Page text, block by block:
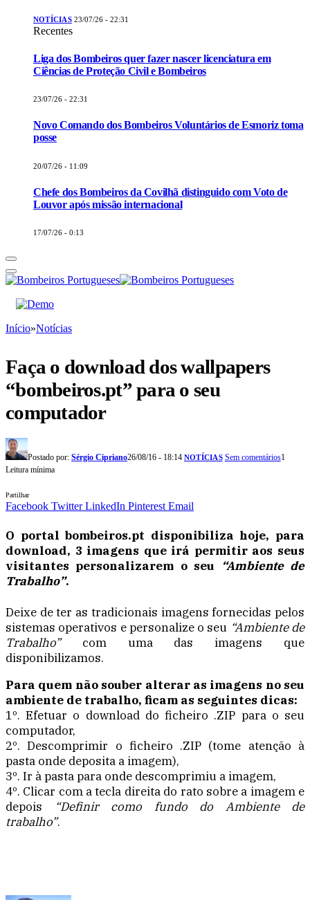
NOTÍCIAS 23/07/26 - 22:31
Recentes
Liga dos Bombeiros quer fazer nascer licenciatura em
Ciências de Proteção Civil e Bombeiros
23/07/26 - 22:31
Novo Comando dos Bombeiros Voluntários de Esmoriz toma
posse
20/07/26 - 11:09
Chefe dos Bombeiros da Covilhã distinguido com Voto de
Louvor após missão internacional
17/07/26 - 0:13
Início»Notícias
Faça o download dos wallpapers
“bombeiros.pt” para o seu
computador
Postado por: Sérgio Cipriano26/08/16 - 18:14 NOTÍCIAS Sem comentários1
Leitura mínima
Partilhar
Facebook Twitter LinkedIn Pinterest Email
O portal bombeiros.pt disponibiliza hoje, para
download, 3 imagens que irá permitir aos seus
visitantes personalizarem o seu “Ambiente de
Trabalho”.
Deixe de ter as tradicionais imagens fornecidas pelos
sistemas operativos e personalize o seu “Ambiente de
Trabalho”com uma das imagens que
disponibilizamos.
Para quem não souber alterar as imagens no seu
ambiente de trabalho, ficam as seguintes dicas:
1º. Efetuar o download do ficheiro .ZIP para o seu
computador,
2º. Descomprimir o ficheiro .ZIP (tome atenção à
pasta onde deposita a imagem),
3º. Ir à pasta para onde descomprimiu a imagem,
4º. Clicar com a tecla direita do rato sobre a imagem e
depois
“Definir como fundo do Ambiente de
trabalho”.